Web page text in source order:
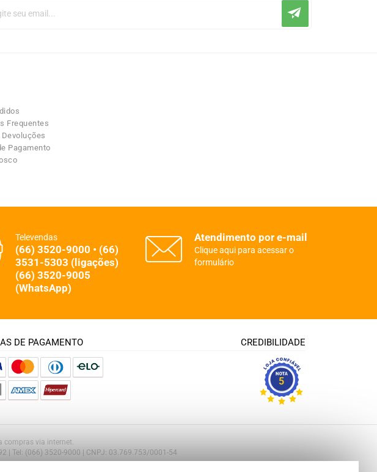
Frequentes
Pagamento
Televendas
(66) 3520-9000 • (66)
3531-5303 (ligações)
(66) 3520-9005
(WhatsApp)
Atendimento por e-mail
Clique aqui para acessar o
formulário
DE PAGAMENTO CREDIBILIDADE
5
compras via internet.
| Tel: (066) 3520-9000 | CNPJ: 03.769.753/0001-54